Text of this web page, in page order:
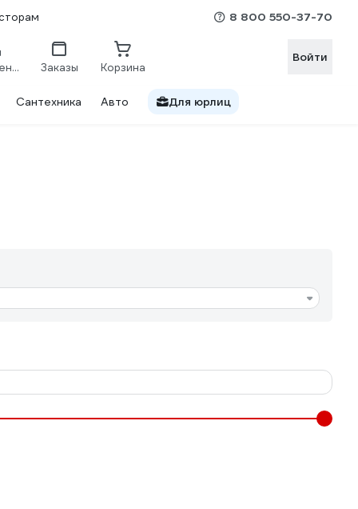
8 800 550-37-70
Сравнение Заказы Корзина
Войти
Сантехника Авто Для юрлиц